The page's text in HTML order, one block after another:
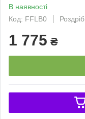
В наявності
Код: FFLB0
Роздріб
1 775 ₴